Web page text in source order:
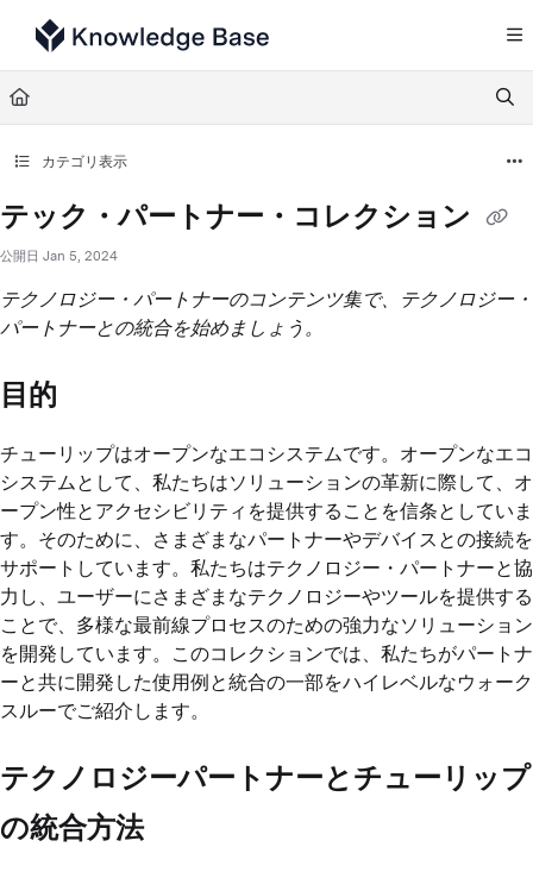
Documentation Index
Fetch the complete documentation index at:
Use this file to discover all available pages before exploring further.
カテゴリ表示
テック・パートナー・コレクション
公開日 Jan 5, 2024
テクノロジー・パートナーのコンテンツ集で、テクノロジー・
パートナーとの統合を始めましょう。
目的
チューリップはオープンなエコシステムです。オープンなエコ
システムとして、私たちはソリューションの革新に際して、オ
ープン性とアクセシビリティを提供することを信条としていま
す。そのために、さまざまなパートナーやデバイスとの接続を
サポートしています。私たちはテクノロジー・パートナーと協
力し、ユーザーにさまざまなテクノロジーやツールを提供する
ことで、多様な最前線プロセスのための強力なソリューション
を開発しています。このコレクションでは、私たちがパートナ
ーと共に開発した使用例と統合の一部をハイレベルなウォーク
スルーでご紹介します。
テクノロジーパートナーとチューリップ
の統合方法